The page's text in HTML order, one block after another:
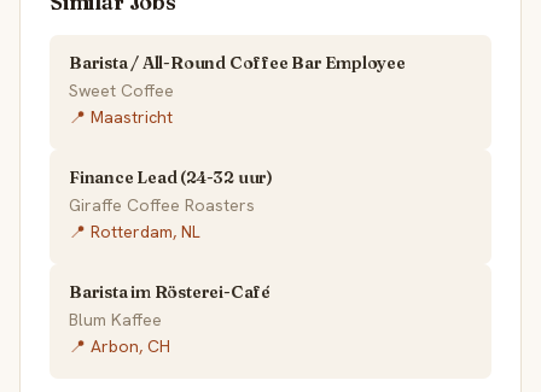
Barista / All-Round Coffee Bar Employee
Sweet Coffee
📍 Maastricht
Finance Lead (24-32 uur)
Giraffe Coffee Roasters
📍 Rotterdam, NL
Barista im Rösterei-Café
Blum Kaffee
📍 Arbon, CH